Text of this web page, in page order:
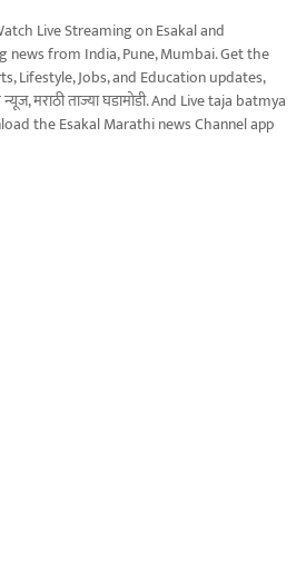
Live Streaming on Esakal and
news from India, Pune, Mumbai. Get the
Lifestyle, Jobs, and Education updates,
न्यूज, मराठी ताज्या घडामोडी. And Live taja batmya
the Esakal Marathi news Channel app